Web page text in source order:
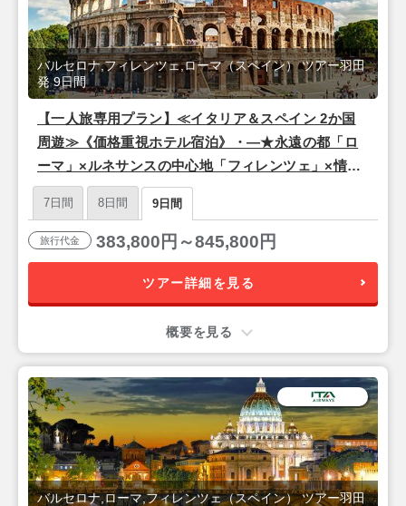
【一人旅専用プラン】≪イタリア＆スペイン 2か国
周遊≫《価格重視ホテル宿泊》・―★永遠の都「ロ
ーマ」×ルネサンスの中心地「フィレンツェ」×情熱
の街「バルセロナ」★―・9日間【羽田昼発/ITAエア
ウェイズ(東京-ローマ間直行便)】
バルセロナ,フィレンツェ,ローマ（スペイン） ツアー羽田
発 9日間
7日間 8日間 9日間
旅行代金 383,800円～845,800円
ツアー詳細を見る
概要を見る
バルセロナ,ローマ,フィレンツェ（スペイン） ツアー羽田